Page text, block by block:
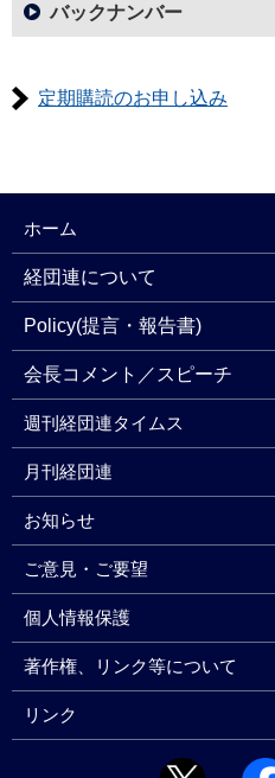
バックナンバー
定期購読のお申し込み
ホーム
経団連について
Policy(提言・報告書)
会長コメント／スピーチ
週刊経団連タイムス
月刊経団連
お知らせ
ご意見・ご要望
個人情報保護
著作権、リンク等について
リンク